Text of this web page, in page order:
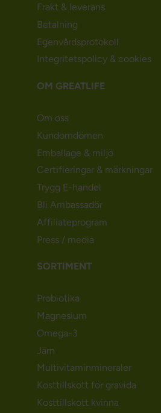
Frakt & leverans
Betalning
Egenvårdsprotokoll
Integritetspolicy & cookies
OM GREATLIFE
Om oss
Kundomdömen
Emballage & miljö
Certifieringar & märkningar
Trygg E-handel
Bli Ambassadör
Affiliateprogram
Press / media
SORTIMENT
Probiotika
Magnesium
Omega-3
Järn
Multivitaminmineraler
Kosttillskott för gravida
Kosttillskott kvinna